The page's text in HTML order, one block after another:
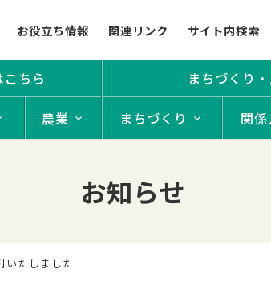
お役立ち情報 関連リンク サイト内検索
ちら
農業
まちづくり
まちづくり 関
お知らせ
いたしました